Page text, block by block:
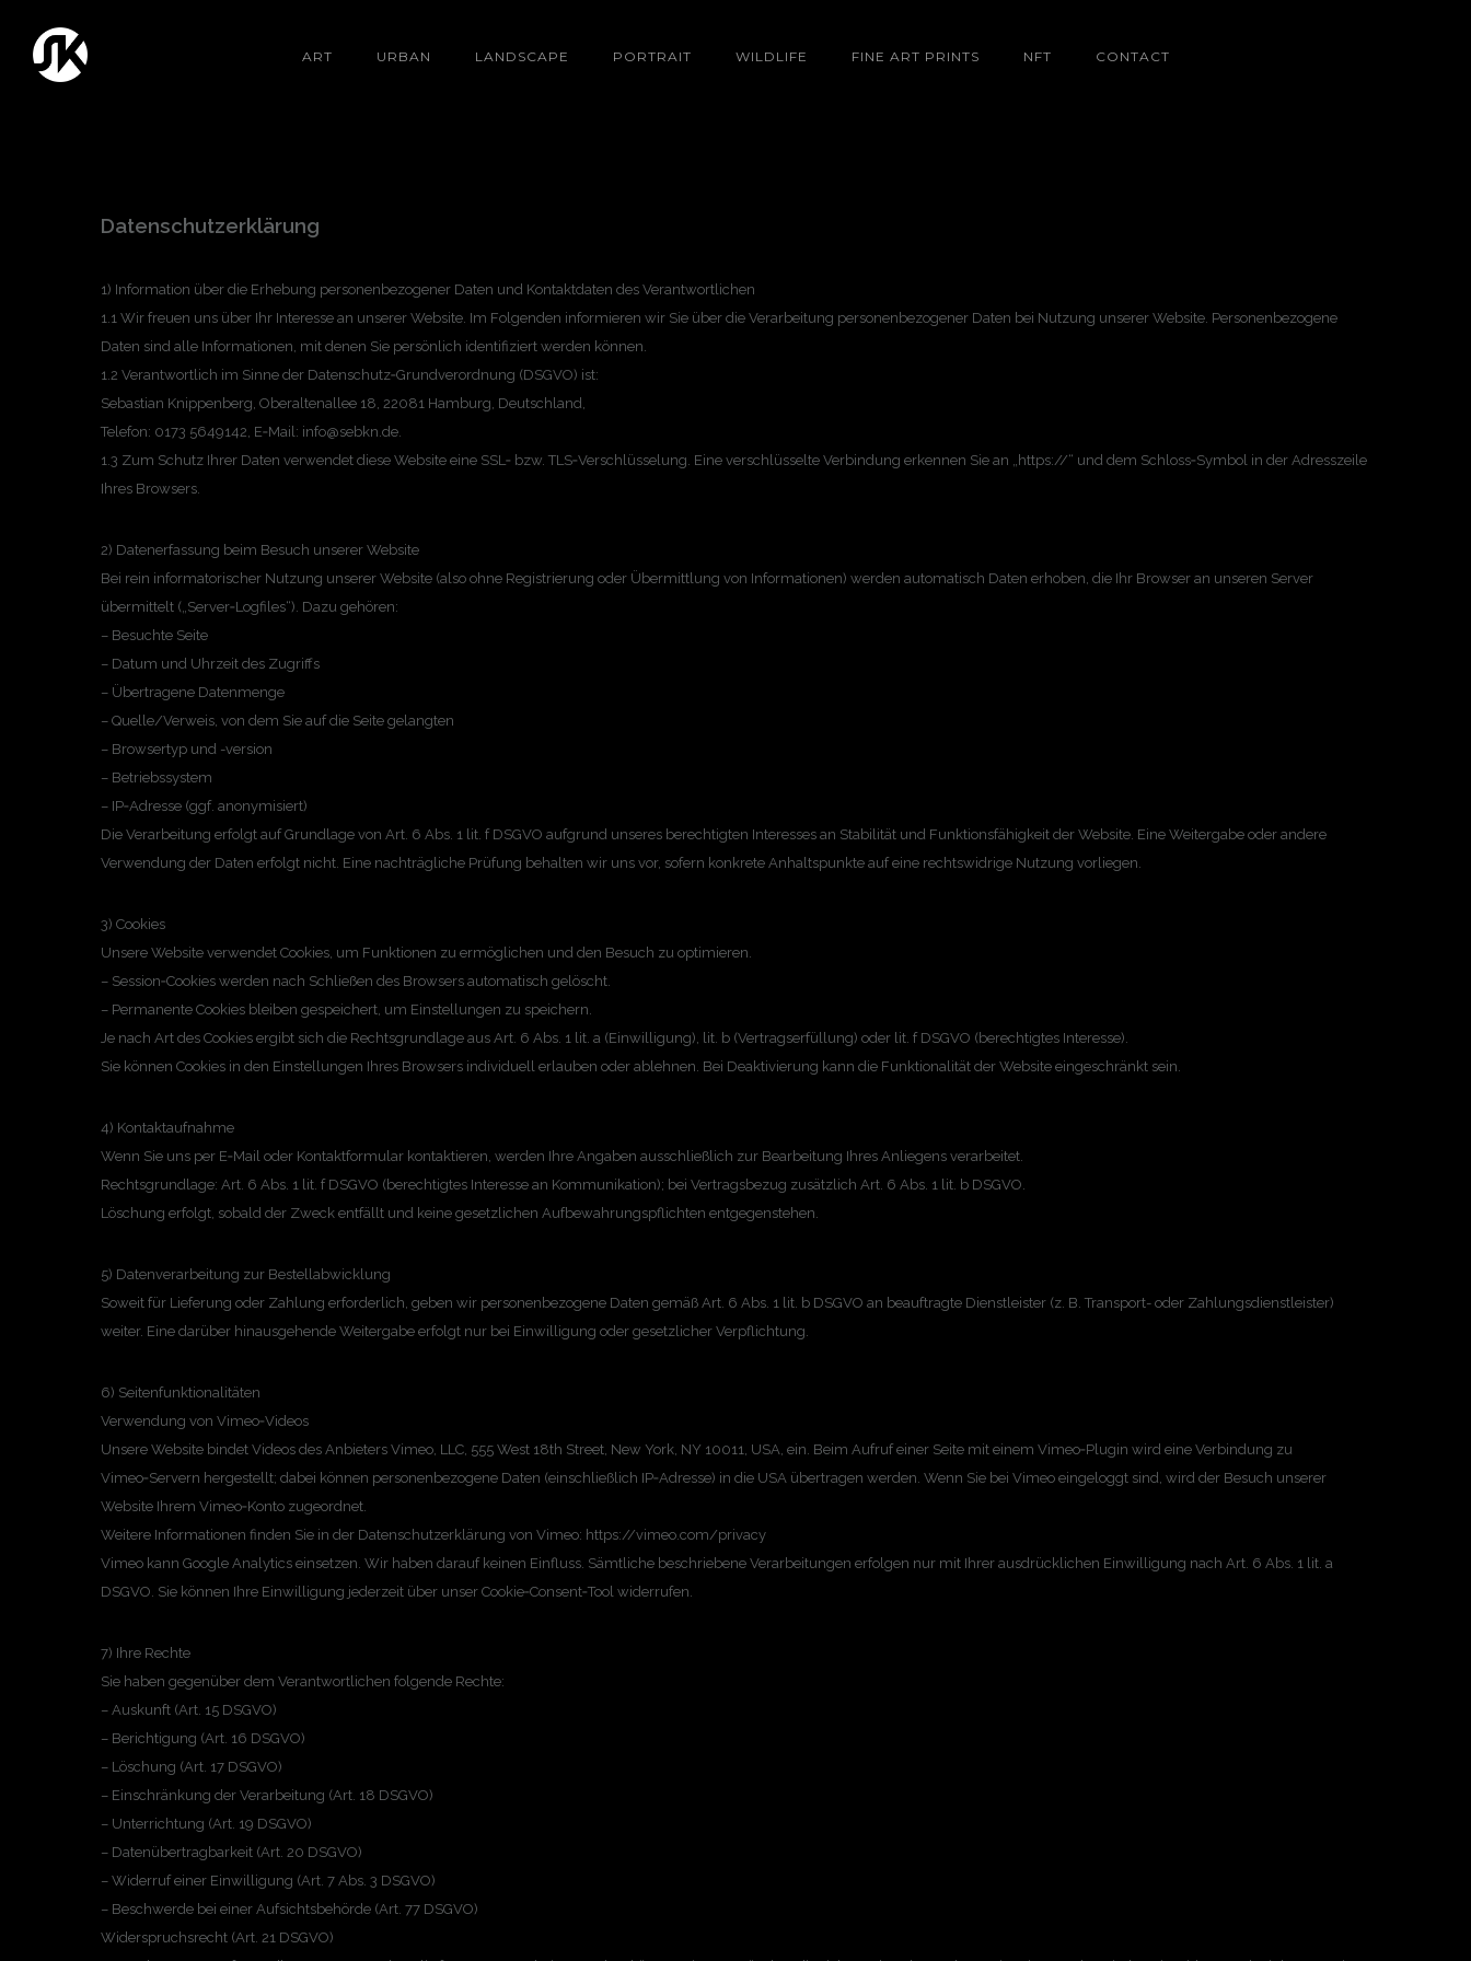
ART URBAN LANDSCAPE PORTRAIT WILDLIFE FINE ART PRINTS NFT CONTACT
Datenschutzerklärung
1) Information über die Erhebung personenbezogener Daten und Kontaktdaten des Verantwortlichen
1.1 Wir freuen uns über Ihr Interesse an unserer Website. Im Folgenden informieren wir Sie über die Verarbeitung personenbezogener Daten bei Nutzung unserer Website. Personenbezogene
Daten sind alle Informationen, mit denen Sie persönlich identifiziert werden können.
1.2 Verantwortlich im Sinne der Datenschutz‑Grundverordnung (DSGVO) ist:
Sebastian Knippenberg, Oberaltenallee 18, 22081 Hamburg, Deutschland,
Telefon: 0173 5649142, E‑Mail: info@sebkn.de.
1.3 Zum Schutz Ihrer Daten verwendet diese Website eine SSL‑ bzw. TLS‑Verschlüsselung. Eine verschlüsselte Verbindung erkennen Sie an „https://“ und dem Schloss‑Symbol in der Adresszeile
Ihres Browsers.
2) Datenerfassung beim Besuch unserer Website
Bei rein informatorischer Nutzung unserer Website (also ohne Registrierung oder Übermittlung von Informationen) werden automatisch Daten erhoben, die Ihr Browser an unseren Server
übermittelt („Server‑Logfiles“). Dazu gehören:
– Besuchte Seite
– Datum und Uhrzeit des Zugriffs
– Übertragene Datenmenge
– Quelle/Verweis, von dem Sie auf die Seite gelangten
– Browsertyp und -version
– Betriebssystem
– IP‑Adresse (ggf. anonymisiert)
Die Verarbeitung erfolgt auf Grundlage von Art. 6 Abs. 1 lit. f DSGVO aufgrund unseres berechtigten Interesses an Stabilität und Funktionsfähigkeit der Website. Eine Weitergabe oder andere
Verwendung der Daten erfolgt nicht. Eine nachträgliche Prüfung behalten wir uns vor, sofern konkrete Anhaltspunkte auf eine rechtswidrige Nutzung vorliegen.
3) Cookies
Unsere Website verwendet Cookies, um Funktionen zu ermöglichen und den Besuch zu optimieren.
– Session‑Cookies werden nach Schließen des Browsers automatisch gelöscht.
– Permanente Cookies bleiben gespeichert, um Einstellungen zu speichern.
Je nach Art des Cookies ergibt sich die Rechtsgrundlage aus Art. 6 Abs. 1 lit. a (Einwilligung), lit. b (Vertragserfüllung) oder lit. f DSGVO (berechtigtes Interesse).
Sie können Cookies in den Einstellungen Ihres Browsers individuell erlauben oder ablehnen. Bei Deaktivierung kann die Funktionalität der Website eingeschränkt sein.
4) Kontaktaufnahme
Wenn Sie uns per E‑Mail oder Kontaktformular kontaktieren, werden Ihre Angaben ausschließlich zur Bearbeitung Ihres Anliegens verarbeitet.
Rechtsgrundlage: Art. 6 Abs. 1 lit. f DSGVO (berechtigtes Interesse an Kommunikation); bei Vertragsbezug zusätzlich Art. 6 Abs. 1 lit. b DSGVO.
Löschung erfolgt, sobald der Zweck entfällt und keine gesetzlichen Aufbewahrungspflichten entgegenstehen.
5) Datenverarbeitung zur Bestellabwicklung
Soweit für Lieferung oder Zahlung erforderlich, geben wir personenbezogene Daten gemäß Art. 6 Abs. 1 lit. b DSGVO an beauftragte Dienstleister (z. B. Transport- oder Zahlungsdienstleister)
weiter. Eine darüber hinausgehende Weitergabe erfolgt nur bei Einwilligung oder gesetzlicher Verpflichtung.
6) Seitenfunktionalitäten
Verwendung von Vimeo‑Videos
Unsere Website bindet Videos des Anbieters Vimeo, LLC, 555 West 18th Street, New York, NY 10011, USA, ein. Beim Aufruf einer Seite mit einem Vimeo‑Plugin wird eine Verbindung zu
Vimeo‑Servern hergestellt; dabei können personenbezogene Daten (einschließlich IP‑Adresse) in die USA übertragen werden. Wenn Sie bei Vimeo eingeloggt sind, wird der Besuch unserer
Website Ihrem Vimeo‑Konto zugeordnet.
Weitere Informationen finden Sie in der Datenschutzerklärung von Vimeo: https://vimeo.com/privacy
Vimeo kann Google Analytics einsetzen. Wir haben darauf keinen Einfluss. Sämtliche beschriebene Verarbeitungen erfolgen nur mit Ihrer ausdrücklichen Einwilligung nach Art. 6 Abs. 1 lit. a
DSGVO. Sie können Ihre Einwilligung jederzeit über unser Cookie‑Consent‑Tool widerrufen.
7) Ihre Rechte
Sie haben gegenüber dem Verantwortlichen folgende Rechte:
– Auskunft (Art. 15 DSGVO)
– Berichtigung (Art. 16 DSGVO)
– Löschung (Art. 17 DSGVO)
– Einschränkung der Verarbeitung (Art. 18 DSGVO)
– Unterrichtung (Art. 19 DSGVO)
– Datenübertragbarkeit (Art. 20 DSGVO)
– Widerruf einer Einwilligung (Art. 7 Abs. 3 DSGVO)
– Beschwerde bei einer Aufsichtsbehörde (Art. 77 DSGVO)
Widerspruchsrecht (Art. 21 DSGVO)